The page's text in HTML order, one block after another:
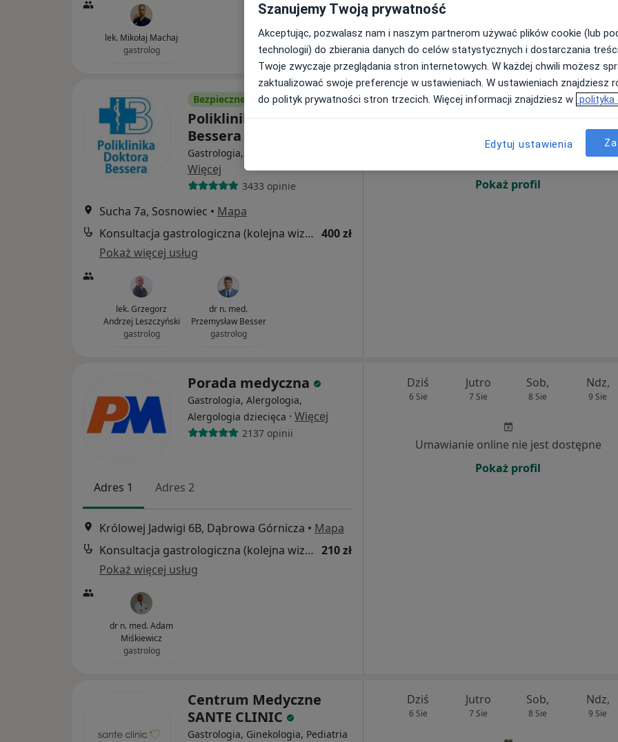
lek. Mikołaj Machaj
gastrolog
Bezpieczne płatności
Poliklinika Doktora
Bessera
Gastrologia, Chirurgia, Urologia
Więcej
3433 opinie
Sucha 7a, Sosnowiec • Mapa
Konsultacja gastrologiczna (kolejna wizyta) 400 zł
Pokaż więcej usług
lek. Grzegorz
Andrzej Leszczyński
gastrolog
dr n. med.
Przemysław Besser
gastrolog
Dziś Jutro Sob, Ndz,
Umawianie online nie jest dostępne
Pokaż profil
Porada medyczna
Gastrologia, Alergologia,
Alergologia dziecięca · Więcej
2137 opinii
Adres 1 Adres 2
Królowej Jadwigi 6B, Dąbrowa Górnicza • Mapa
Konsultacja gastrologiczna (kolejna wizyta) 210 zł
Pokaż więcej usług
dr n. med. Adam
Miśkiewicz
gastrolog
Dziś
6 Sie
Jutro
7 Sie
Sob,
8 Sie
Ndz,
9 Sie
Umawianie online nie jest dostępne
Pokaż profil
Centrum Medyczne
SANTE CLINIC
Gastrologia, Ginekologia, Pediatria
Dziś
6 Sie
Jutro
7 Sie
Sob,
8 Sie
Ndz,
9 Sie
Szanujemy Twoją prywatność
Akceptując, pozwalasz nam i naszym partnerom używać plików cookie (lub
technologii) do zbierania danych do celów statystycznych i dostarczania
Twoje zwyczaje przeglądania stron internetowych. W każdej chwili możesz
zaktualizować swoje preferencje w ustawieniach. W ustawieniach znajdziesz
do polityk prywatności stron trzecich. Więcej informacji znajdziesz w polityka
Edytuj ustawienia